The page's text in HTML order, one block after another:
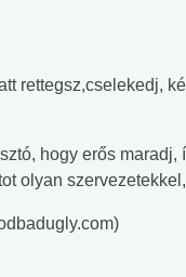
rettegsz,cselekedj,
hogy erős
olyan